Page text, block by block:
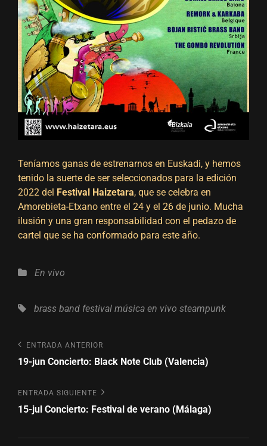
Teníamos ganas de estrenarnos en Euskadi, y hemos
tenido la suerte de ser seleccionados para la edición
2022 del Festival Haizetara, que se celebra en
Amorebieta-Etxano entre el 24 y el 26 de junio. Mucha
ilusión y una gran responsabilidad con el pedazo de
cartel que se ha conformado para este año.
Categorías
En vivo
Etiquetas,
brass band festival música en vivo steampunk
Navegación
de
Entrada
anterior
ENTRADA ANTERIOR
19-jun Concierto: Black Note Club (Valencia)
Entrada
siguiente
ENTRADA SIGUIENTE
15-jul Concierto: Festival de verano (Málaga)